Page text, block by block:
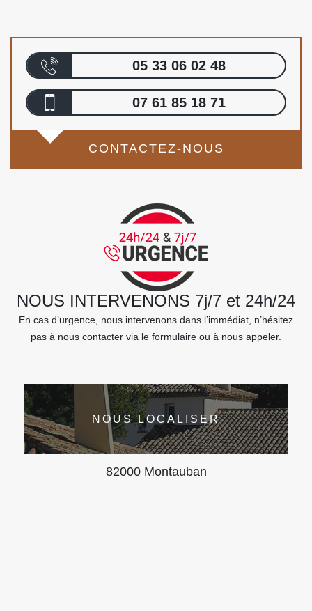
05 33 06 02 48
07 61 85 18 71
CONTACTEZ-NOUS
NOUS INTERVENONS 7j/7 et 24h/24
En cas d’urgence, nous intervenons dans l’immédiat, n’hésitez
pas à nous contacter via le formulaire ou à nous appeler.
NOUS LOCALISER
82000 Montauban